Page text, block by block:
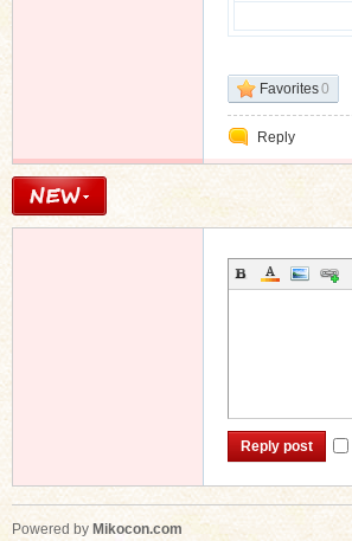
Favorites0
Reply
Reply post
Powered by Mikocon.com